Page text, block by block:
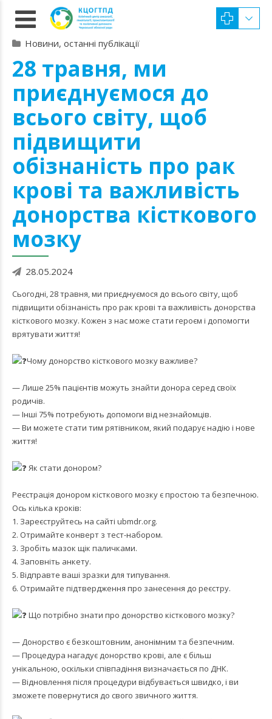
Новини, останні публікації
28 травня, ми
приєднуємося до
всього світу, щоб
підвищити
обізнаність про рак
крові та важливість
донорства кісткового
мозку
28.05.2024
Сьогодні, 28 травня, ми приєднуємося до всього світу, щоб
підвищити обізнаність про рак крові та важливість донорства
кісткового мозку. Кожен з нас може стати героєм і допомогти
врятувати життя!
Чому донорство кісткового мозку важливе?
— Лише 25% пацієнтів можуть знайти донора серед своїх
родичів.
— Інші 75% потребують допомоги від незнайомців.
— Ви можете стати тим рятівником, який подарує надію і нове
життя!
Як стати донором?
Реєстрація донором кісткового мозку є простою та безпечною.
Ось кілька кроків:
1. Зареєструйтесь на сайті ubmdr.org.
2. Отримайте конверт з тест-набором.
3. Зробіть мазок щік паличками.
4. Заповніть анкету.
5. Відправте ваші зразки для типування.
6. Отримайте підтвердження про занесення до реєстру.
Що потрібно знати про донорство кісткового мозку?
— Донорство є безкоштовним, анонімним та безпечним.
— Процедура нагадує донорство крові, але є більш
унікальною, оскільки співпадіння визначається по ДНК.
— Відновлення після процедури відбувається швидко, і ви
зможете повернутися до свого звичного життя.